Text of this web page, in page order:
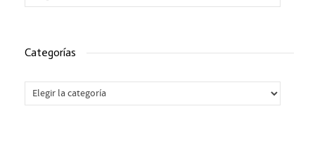
Categorías
Categorías